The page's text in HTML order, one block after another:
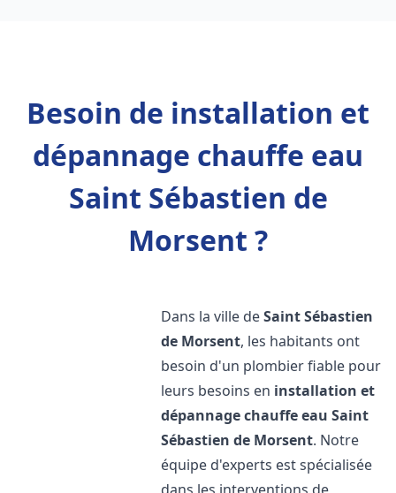
Besoin de installation et
dépannage chauffe eau
Saint Sébastien de
Morsent ?
Dans la ville deSaint Sébastien
de Morsent, les habitants ont
besoin d'un plombier fiable pour
leurs besoins en installation et
dépannage chauffe eau Saint
Sébastien de Morsent. Notre
équipe d'experts est spécialisée